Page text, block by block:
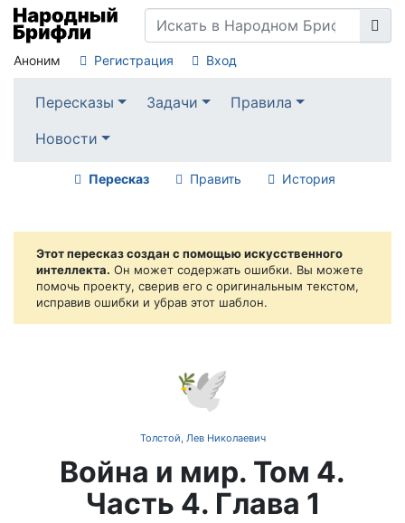
Аноним Регистрация Вход
Пересказы Задачи
Правила
Новости
Пересказ Править История
Этот пересказ создан с помощью искусственного
интеллекта. Он может содержать ошибки. Вы можете
помочь проекту, сверив его с оригинальным текстом,
исправив ошибки и убрав этот шаблон.
🕊️
Толстой, Лев Николаевич
Война и мир. Том 4.
Часть 4. Глава 1